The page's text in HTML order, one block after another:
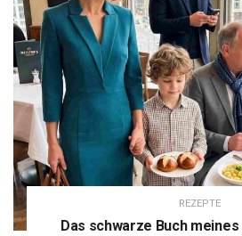
REZEPTE
Das schwarze Buch